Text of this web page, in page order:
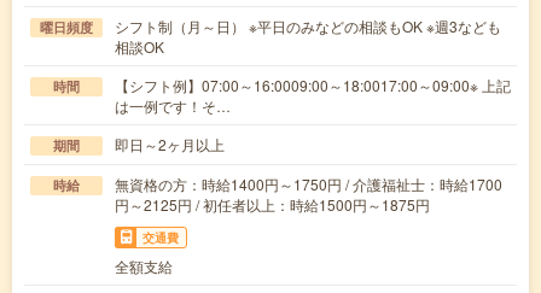
曜日頻度
シフト制（月～日） ※平日のみなどの相談もOK ※週3なども
相談OK
時間
【シフト例】07:00～16:0009:00～18:0017:00～09:00※ 上記
は一例です！そ…
期間 即日～2ヶ月以上
時給
無資格の方：時給1400円～1750円 / 介護福祉士：時給1700
円～2125円 / 初任者以上：時給1500円～1875円
交通費
全額支給